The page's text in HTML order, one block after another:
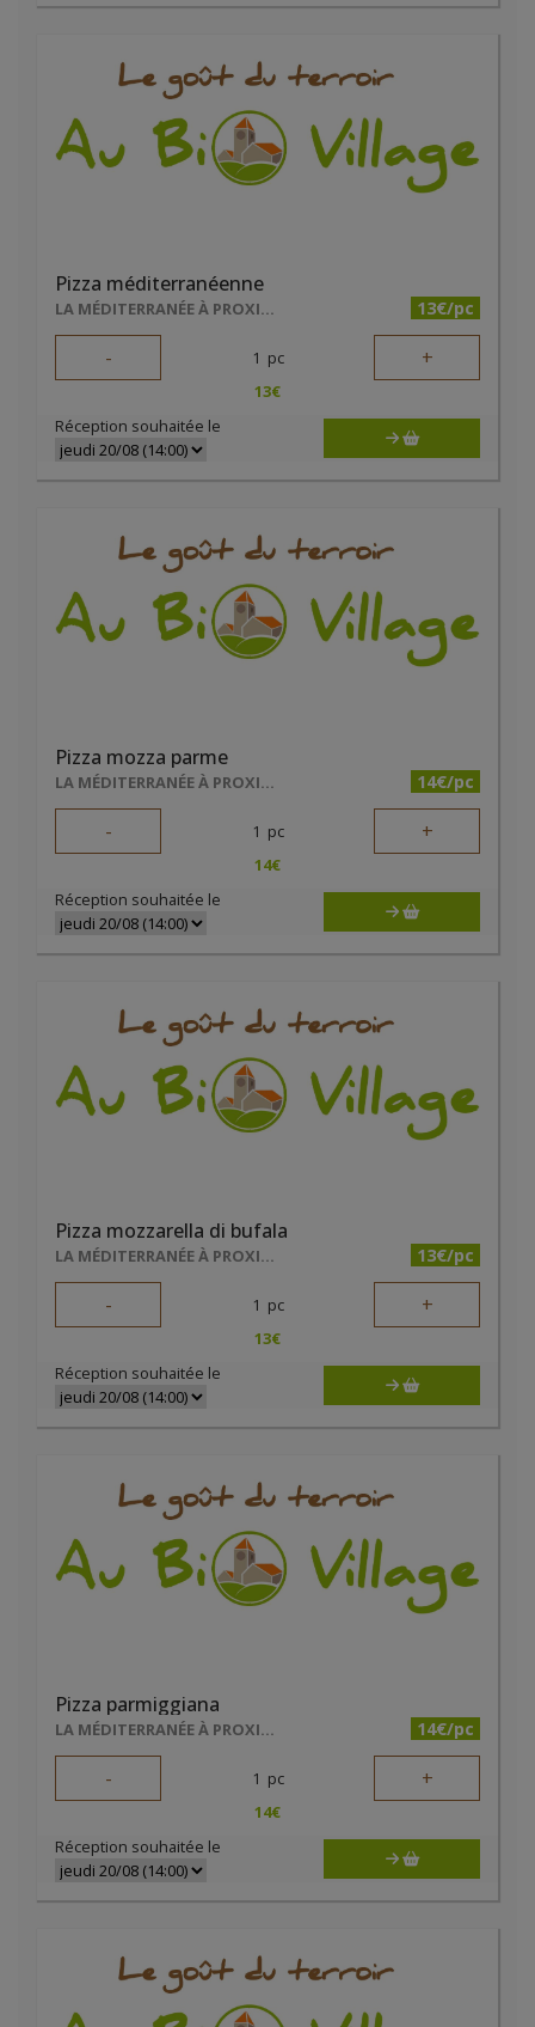
Pizza méditerranéenne
LA MÉDITERRANÉE À PROXIMITÉ 13€/pc
- 1 pc +
13€
Réception souhaitée le
Pizza mozza parme
LA MÉDITERRANÉE À PROXIMITÉ 14€/pc
- 1 pc +
14€
Réception souhaitée le
Pizza mozzarella di bufala
LA MÉDITERRANÉE À PROXIMITÉ 13€/pc
- 1 pc +
13€
Réception souhaitée le
Pizza parmiggiana
LA MÉDITERRANÉE À PROXIMITÉ 14€/pc
- 1 pc +
14€
Réception souhaitée le